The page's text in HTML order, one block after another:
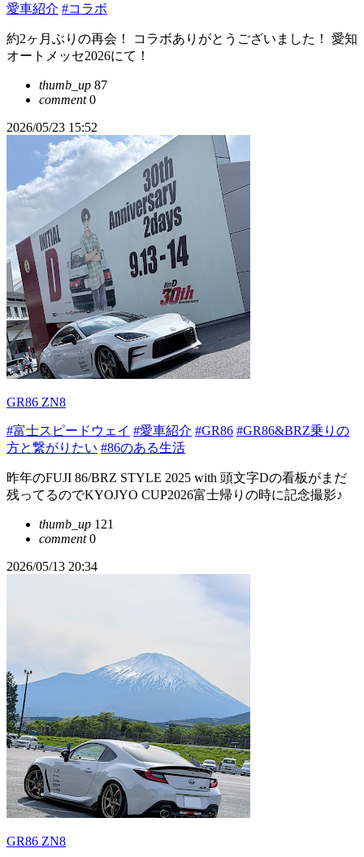
愛車紹介 #コラボ
約2ヶ月ぶりの再会！ コラボありがとうございました！ 愛知
オートメッセ2026にて！
thumb_up 87
comment0
2026/05/23 15:52
GR86 ZN8
#富士スピードウェイ #愛車紹介 #GR86 #GR86&BRZ乗りの
方と繋がりたい #86のある生活
昨年のFUJI 86/BRZ STYLE 2025 with 頭文字Dの看板がまだ
残ってるのでKYOJYO CUP2026富士帰りの時に記念撮影♪
thumb_up 121
comment0
2026/05/13 20:34
GR86 ZN8